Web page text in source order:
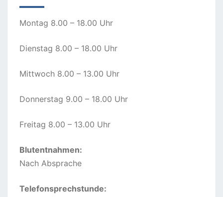
Montag 8.00 – 18.00 Uhr
Dienstag 8.00 – 18.00 Uhr
Mittwoch 8.00 – 13.00 Uhr
Donnerstag 9.00 – 18.00 Uhr
Freitag 8.00 – 13.00 Uhr
Blutentnahmen:
Nach Absprache
Telefonsprechstunde: